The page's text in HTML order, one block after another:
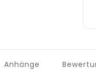
Anhänge